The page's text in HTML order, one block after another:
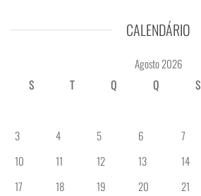
CALENDÁRIO
Agosto 2026
S
T Q Q S
3
4 5 6 7
10
11 12 13 14
17
18 19 20 21